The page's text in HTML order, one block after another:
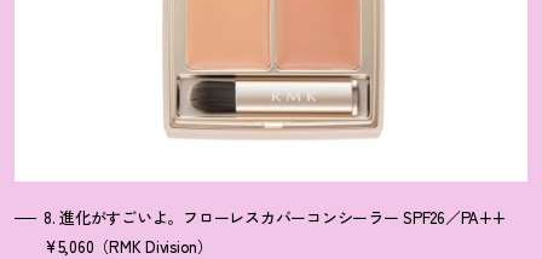
8. 進化がすごいよ。フローレスカバーコンシーラー SPF26／PA++
¥5,060（RMK Division）